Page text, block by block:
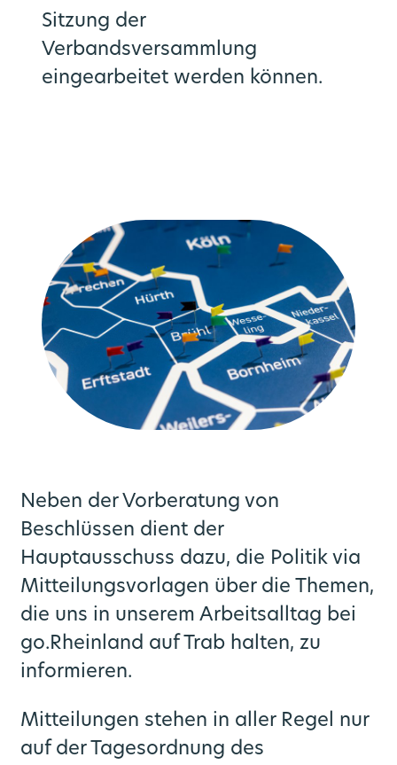
Sitzung der
Verbandsversammlung
eingearbeitet werden können.
Neben der Vorberatung von
Beschlüssen dient der
Hauptausschuss dazu, die Politik via
Mitteilungsvorlagen über die Themen,
die uns in unserem Arbeitsalltag bei
go.Rheinland auf Trab halten, zu
informieren.
Mitteilungen stehen in aller Regel nur
auf der Tagesordnung des